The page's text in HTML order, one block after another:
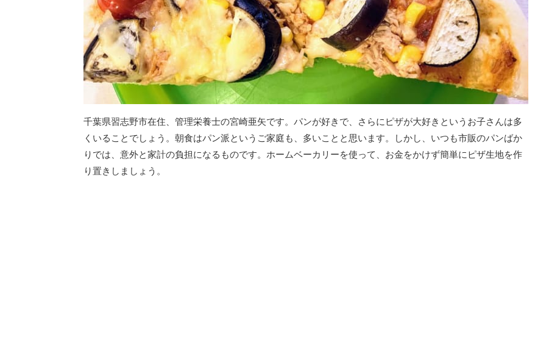
千葉県習志野市在住、管理栄養士の宮崎亜矢です。パンが好きで、さらにピザが大好きというお子さんは多
くいることでしょう。朝食はパン派というご家庭も、多いことと思います。しかし、いつも市販のパンばか
りでは、意外と家計の負担になるものです。ホームベーカリーを使って、お金をかけず簡単にピザ生地を作
り置きしましょう。